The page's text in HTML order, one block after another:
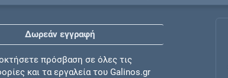
Δωρεάν εγγραφή
πρόσβαση σε όλες τις
και τα εργαλεία του Galinos.gr